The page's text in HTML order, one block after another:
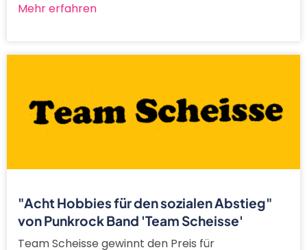
Mehr erfahren
"Acht Hobbies für den sozialen Abstieg"
von Punkrock Band 'Team Scheisse'
Team Scheisse gewinnt den Preis für